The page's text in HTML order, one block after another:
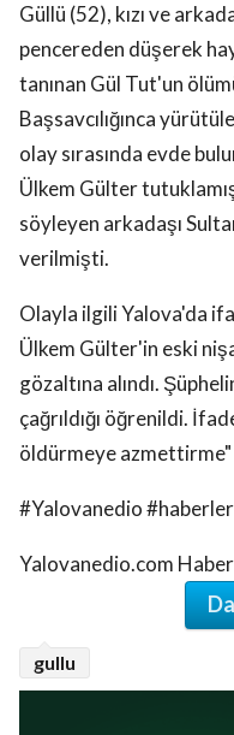
Güllü (52), kızı ve
pencereden düşerek
tanınan Gül Tut'un
Başsavcılığınca
olay sırasında evde
Ülkem Gülter
söyleyen arkadaşı
verilmişti.
Olayla ilgili Yalova'da
Ülkem Gülter'in eski
gözaltına alındı.
çağrıldığı öğrenildi.
öldürmeye azmettirme"
#Yalovanedio
Yalovanedio.com Haber
gullu